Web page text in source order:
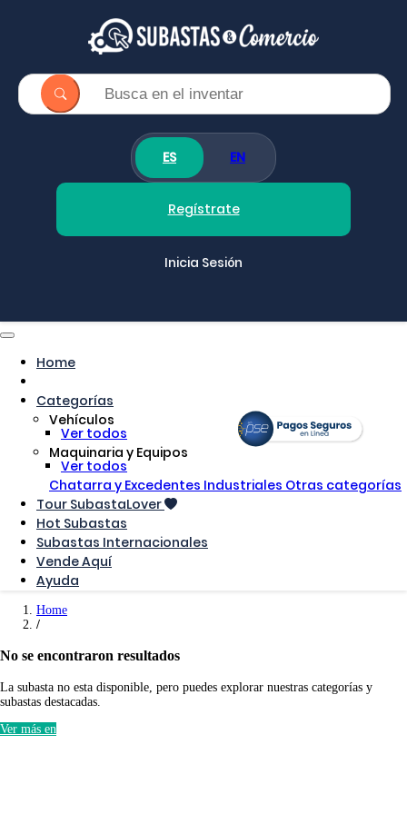
ES EN
Regístrate
Inicia Sesión
Home
Categorías
Vehículos
Ver todos
Maquinaria y Equipos
Ver todos
Chatarra y Excedentes Industriales Otras categorías
Tour SubastaLover
Hot Subastas
Subastas Internacionales
Vende Aquí
Ayuda
Home
No se encontraron resultados
La subasta no esta disponible, pero puedes explorar nuestras categorías y
subastas destacadas.
Ver más en